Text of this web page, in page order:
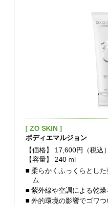
[ ZO SKIN ]
ボディエマルジョン
【価格】
17,600円（税込）
【容量】
240 ml
■ 柔らかくふっくらとし
ム
■ 紫外線や空調による乾
■ 外的環境の影響でゴワ